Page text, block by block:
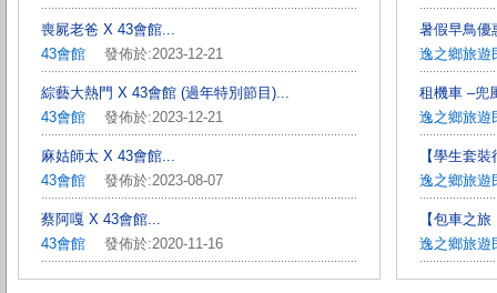
喪屍老爸 X 43會館...
43會館 發佈於:2023-12-21
綜藝大熱門 X 43會館 (過年特別節目)...
43會館 發佈於:2023-12-21
麻姑師太 X 43會館...
43會館 發佈於:2023-08-07
蔡阿嘎 X 43會館...
43會館 發佈於:2020-11-16
暑假早鳥優
逸之鄉旅遊
租機車 –兜
逸之鄉旅遊
【學生套
逸之鄉旅遊
【包車之旅
逸之鄉旅遊